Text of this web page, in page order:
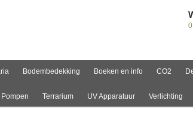
Bodembedekking Boeken en info CO2
Pompen Terrarium UV Apparatuur Verlichting